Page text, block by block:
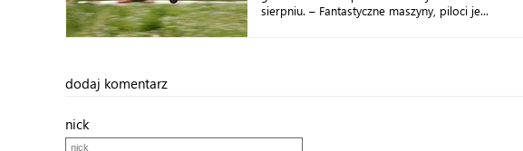
sierpniu. – Fantastyczne maszyny, piloci je...
dodaj komentarz
nick